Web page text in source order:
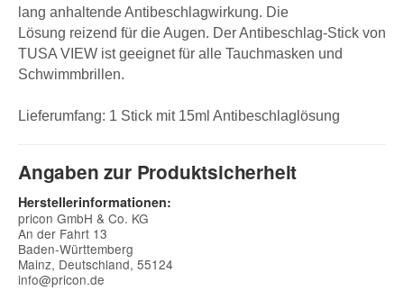
lang anhaltende Antibeschlagwirkung. Die
Lösung reizend für die Augen. Der Antibeschlag-Stick von
TUSA VIEW ist geeignet für alle Tauchmasken und
Schwimmbrillen.
Lieferumfang: 1 Stick mit 15ml Antibeschlaglösung
Angaben zur Produktsicherheit
Herstellerinformationen:
pricon GmbH & Co. KG
An der Fahrt 13
Baden-Württemberg
Mainz, Deutschland, 55124
info@pricon.de